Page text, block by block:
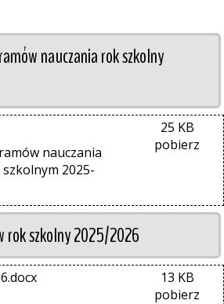
nauczania rok szkolny
nauczania
2025-
25 KB
pobierz
rok szkolny 2025/2026
13 KB
pobierz